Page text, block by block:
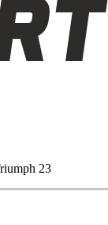
23